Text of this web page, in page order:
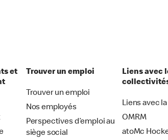
et
Trouver un emploi
Trouver un emploi
Nos employés
Perspectives d’emploi au
siège social
Liens avec
Liens avec
OMRM
atoMc